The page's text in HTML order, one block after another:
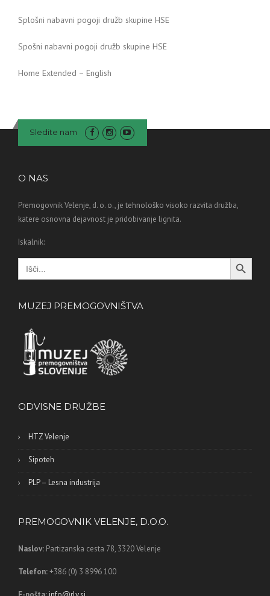
Splošni nabavni pogoji družb skupine HSE
Spošni nabavni pogoji družb skupine HSE
Home Extended – English
Sledite nam
O NAS
Premogovnik Velenje, d. o. o., je tehnološko visoko razvita družba,
katere osnovna dejavnost je pridobivanje lignita.
Iskalnik:
Search
for:
Search Button
MUZEJ PREMOGOVNIŠTVA
ODVISNE DRUŽBE
HTZ Velenje
Sipoteh
PLP – Lesna industrija
PREMOGOVNIK VELENJE, D.O.O.
Naslov: Partizanska cesta 78, 3320 Velenje
Telefon:+386 (0) 3 8996 100